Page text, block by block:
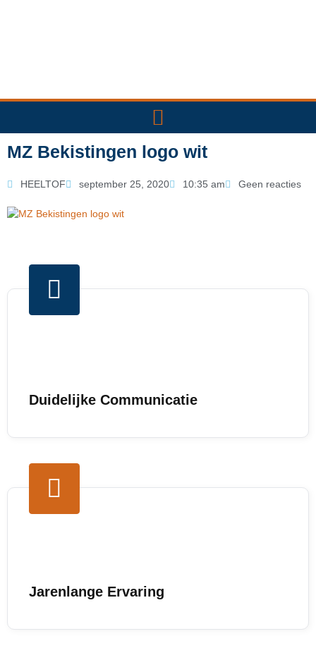
MZ Bekistingen logo wit
HEELTOF september 25, 2020 10:35 am Geen reacties
Duidelijke Communicatie
Jarenlange Ervaring